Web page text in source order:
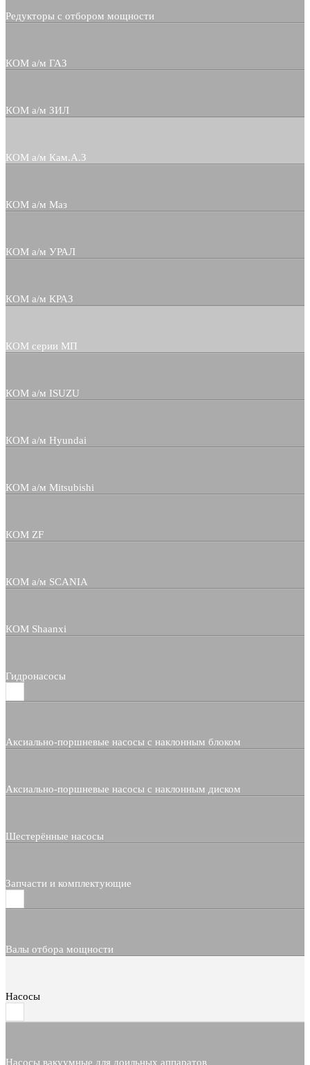
Редукторы с отбором мощности
КОМ а/м ГАЗ
КОМ а/м ЗИЛ
КОМ а/м Кам.А.З
КОМ а/м Маз
КОМ а/м УРАЛ
КОМ а/м КРАЗ
КОМ серии МП
КОМ а/м ISUZU
КОМ а/м Hyundai
КОМ а/м Mitsubishi
КОМ ZF
КОМ а/м SCANIA
КОМ Shaanxi
Гидронасосы
Аксиально-поршневые насосы с наклонным блоком
Аксиально-поршневые насосы с наклонным диском
Шестерённые насосы
Запчасти и комплектующие
Валы отбора мощности
Насосы
Насосы вакуумные для доильных аппаратов